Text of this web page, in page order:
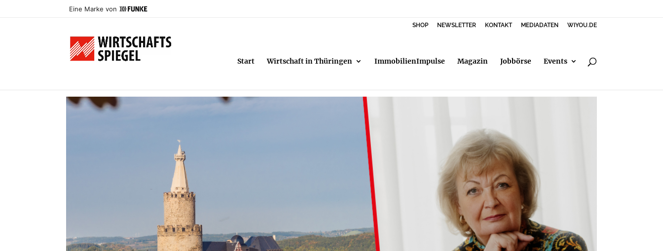
Eine Marke von
SHOP NEWSLETTER KONTAKT MEDIADATEN WIYOU.DE
Start Wirtschaft in Thüringen ImmobilienImpulse Magazin Jobbörse Events